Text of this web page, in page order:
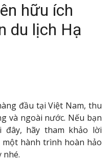
hữu ích
du lịch Hạ
đầu tại Việt Nam, thu
và ngoài nước. Nếu bạn
đây, hãy tham khảo lời
một hành trình hoàn hảo
nhé.